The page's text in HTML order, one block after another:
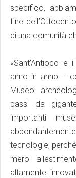
specifico,
fine
di una comunità
«Sant’Antioco
anno in anno –
Museo
passi da
importanti
tecnologie,
mero
altamente